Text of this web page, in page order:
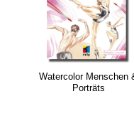
Watercolor Menschen
Porträts